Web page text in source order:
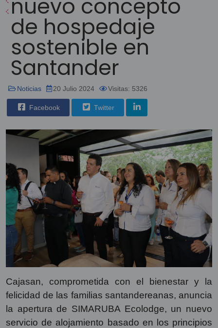
nuevo concepto
de hospedaje
sostenible en
Santander
Noticias 20 Julio 2024 Visitas: 5326
Facebook Twitter
Cajasan, comprometida con el bienestar y la
felicidad de las familias santandereanas, anuncia
la apertura de SIMARUBA Ecolodge, un nuevo
servicio de alojamiento basado en los principios